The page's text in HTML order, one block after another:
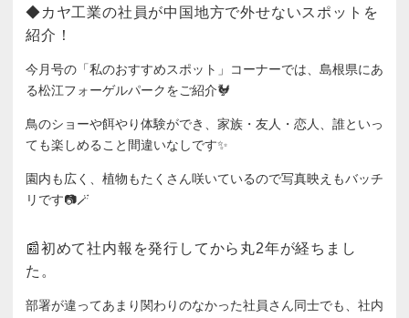
◆カヤ工業の社員が中国地方で外せないスポットを
紹介！
今月号の「私のおすすめスポット」コーナーでは、島根県にあ
る松江フォーゲルパークをご紹介🐓
鳥のショーや餌やり体験ができ、家族・友人・恋人、誰といっ
ても楽しめること間違いなしです✨
園内も広く、植物もたくさん咲いているので写真映えもバッチ
リです📷🪄
📰初めて社内報を発行してから丸2年が経ちまし
た。
部署が違ってあまり関わりのなかった社員さん同士でも、社内